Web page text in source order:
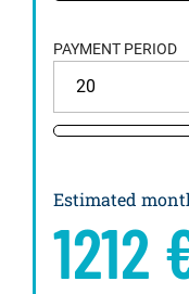
PAYMENT PERIOD
Estimated
1212